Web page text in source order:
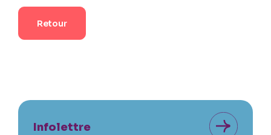
Retour
Infolettre